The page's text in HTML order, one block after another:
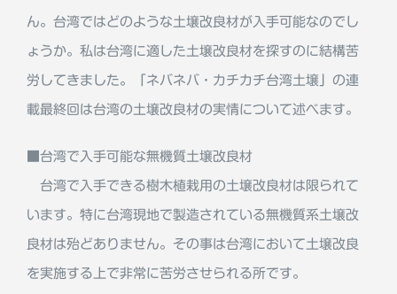
ん。台湾ではどのような土壌改良材が入手可能なのでし
ょうか。私は台湾に適した土壌改良材を探すのに結構苦
労してきました。「ネバネバ・カチカチ台湾土壌」の連
載最終回は台湾の土壌改良材の実情について述べます。
■台湾で入手可能な無機質土壌改良材
台湾で入手できる樹木植栽用の土壌改良材は限られて
います。特に台湾現地で製造されている無機質系土壌改
良材は殆どありません。その事は台湾において土壌改良
を実施する上で非常に苦労させられる所です。